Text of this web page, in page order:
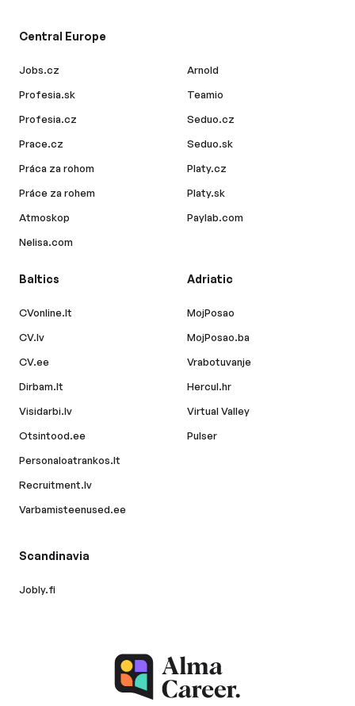
Central Europe
Jobs.cz
Profesia.sk
Profesia.cz
Prace.cz
Práca za rohom
Práce za rohem
Atmoskop
Nelisa.com
Arnold
Teamio
Seduo.cz
Seduo.sk
Platy.cz
Platy.sk
Paylab.com
Baltics
CVonline.lt
CV.lv
CV.ee
Dirbam.lt
Visidarbi.lv
Otsintood.ee
Personaloatrankos.lt
Recruitment.lv
Varbamisteenused.ee
Adriatic
MojPosao
MojPosao.ba
Vrabotuvanje
Hercul.hr
Virtual Valley
Pulser
Scandinavia
Jobly.fi